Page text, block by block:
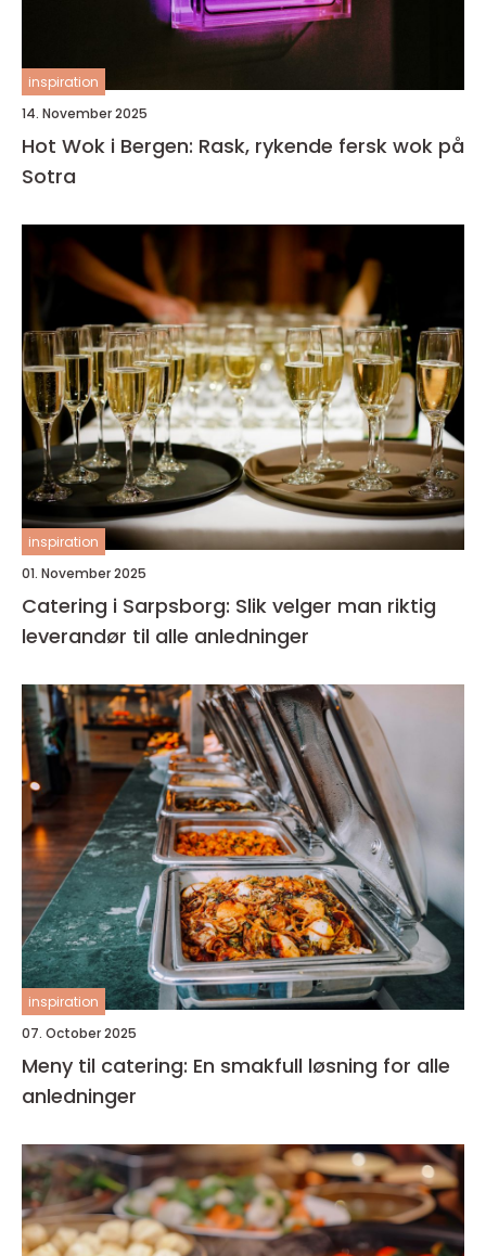
inspiration
14. November 2025
Hot Wok i Bergen: Rask, rykende fersk wok på
Sotra
inspiration
01. November 2025
Catering i Sarpsborg: Slik velger man riktig
leverandør til alle anledninger
inspiration
07. October 2025
Meny til catering: En smakfull løsning for alle
anledninger